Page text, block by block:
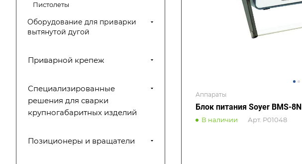
Аппараты
Блок питания Soyer BMS-8N
В наличии Арт. P01048
Пистолеты
Оборудование для приварки
вытянутой дугой
Приварной крепеж
Специализированные
решения для сварки
крупногабаритных изделий
Позиционеры и вращатели